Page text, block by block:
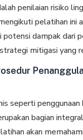
penilaian risiko
pelatihan ini
potensi dampak dari
mitigasi yang
seperti penggunaan
bagian
akan